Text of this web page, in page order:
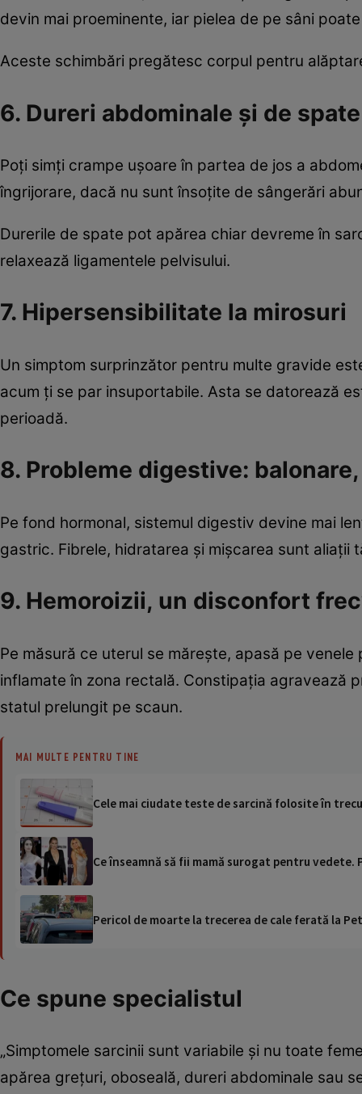
devin mai proeminente, iar pielea de pe sâni
Aceste schimbări pregătesc corpul pentru
6. Dureri abdominale și de spate
Poți simți crampe ușoare în partea de jos a
îngrijorare, dacă nu sunt însoțite de sângerări
Durerile de spate pot apărea chiar devreme în
relaxează ligamentele pelvisului.
7. Hipersensibilitate la mirosuri
Un simptom surprinzător pentru multe gravide
acum ți se par insuportabile. Asta se datorează
perioadă.
8. Probleme digestive:
Pe fond hormonal, sistemul digestiv devine mai
gastric. Fibrele, hidratarea și mișcarea sunt aliații
9. Hemoroizii, un disconfort
Pe măsură ce uterul se mărește, apasă pe
inflamate în zona rectală. Constipația agravează
statul prelungit pe scaun.
MAI MULTE PENTRU TINE
Cele mai ciudate teste de sarcină folosite în
Ce înseamnă să fii mamă surogat pentru vedete.
Pericol de moarte la trecerea de cale ferată la
Ce spune specialistul
„Simptomele sarcinii sunt variabile și nu toate
apărea grețuri, oboseală, dureri abdominale sau